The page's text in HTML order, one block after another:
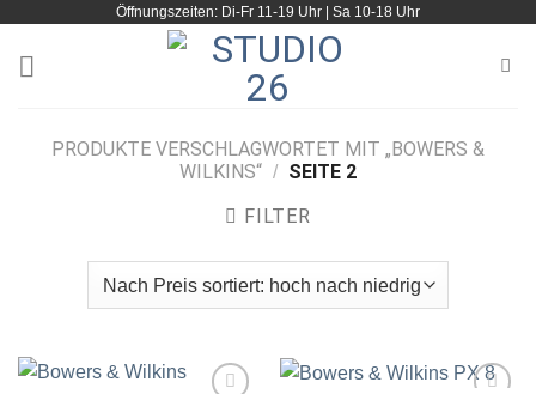
springen
Öffnungszeiten: Di-Fr 11-19 Uhr | Sa 10-18 Uhr
PRODUKTE VERSCHLAGWORTET MIT „BOWERS &
WILKINS“ / SEITE 2
FILTER